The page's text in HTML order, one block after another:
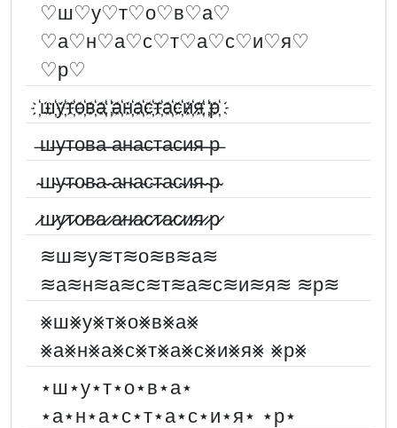
♡ш♡у♡т♡о♡в♡а♡
♡а♡н♡а♡с♡т♡а♡с♡и♡я♡
♡p♡
҉ш҉у҉т҉о҉в҉а҉ ҉а҉н҉а҉с҉т҉а҉с҉и҉я҉ ҉p҉
̶ш̶у̶т̶о̶в̶а̶ ̶а̶н̶а̶с̶т̶а̶с̶и̶я̶ ̶p̶
̴ш̴у̴т̴о̴в̴а̴ ̴а̴н̴а̴с̴т̴а̴с̴и̴я̴ ̴p̴
̷ш̷у̷т̷о̷в̷а̷ ̷а̷н̷а̷с̷т̷а̷с̷и̷я̷ ̷p̷
≋ш≋у≋т≋о≋в≋а≋
≋а≋н≋а≋с≋т≋а≋с≋и≋я≋ ≋p≋
⨳ш⨳у⨳т⨳о⨳в⨳а⨳
⨳а⨳н⨳а⨳с⨳т⨳а⨳с⨳и⨳я⨳ ⨳p⨳
⋆ш⋆у⋆т⋆о⋆в⋆а⋆
⋆а⋆н⋆а⋆с⋆т⋆а⋆с⋆и⋆я⋆ ⋆p⋆